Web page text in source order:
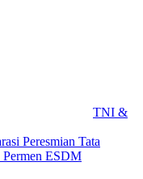
TNI &
Peresmian Tata
ESDM